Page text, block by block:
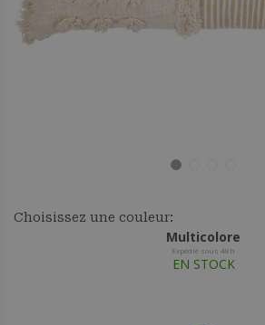
Choisissez une couleur:
Multicolore
Expédié sous 48h
EN STOCK